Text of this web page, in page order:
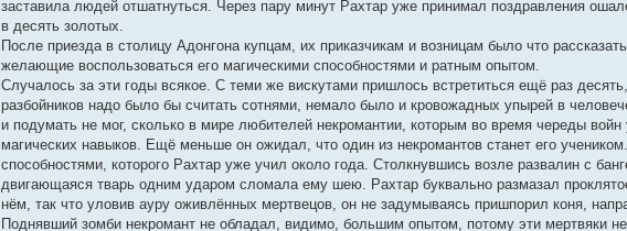
заставила людей отшатнуться. Через пару минут Рахтар уже принимал поздравления
в десять золотых.
После приезда в столицу Адонгона купцам, их приказчикам и возницам было что
желающие воспользоваться его магическими способностями и ратным опытом.
Случалось за эти годы всякое. С теми же вискутами пришлось встретиться ещё раз
разбойников надо было бы считать сотнями, немало было и кровожадных упырей в
и подумать не мог, сколько в мире любителей некромантии, которым во время череды
магических навыков. Ещё меньше он ожидал, что один из некромантов станет его
способностями, которого Рахтар уже учил около года. Столкнувшись возле развалин с
двигающаяся тварь одним ударом сломала ему шею. Рахтар буквально размазал
нём, так что уловив ауру оживлённых мертвецов, он не задумываясь пришпорил коня,
Поднявший зомби некромант не обладал, видимо, большим опытом, потому эти мертвяки